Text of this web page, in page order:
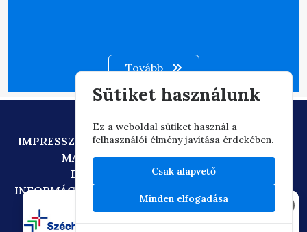
Tovább
IMPRESSZUMADATVÉDELEMTECHNIKAI AJÁNLÁS
MÁSOLATKÉSZÍTÉSI SZABÁLYZAT
DIGITÁLIS ÁLLAMPOLGÁRSÁG
INFORMÁCIÓÁTADÁSI SZABÁLYZAT
OIF/FACEBOOK
Sütiket használunk
Ez a weboldal sütiket használ a
felhasználói élmény javítása érdekében.
Csak alapvető
Minden elfogadása